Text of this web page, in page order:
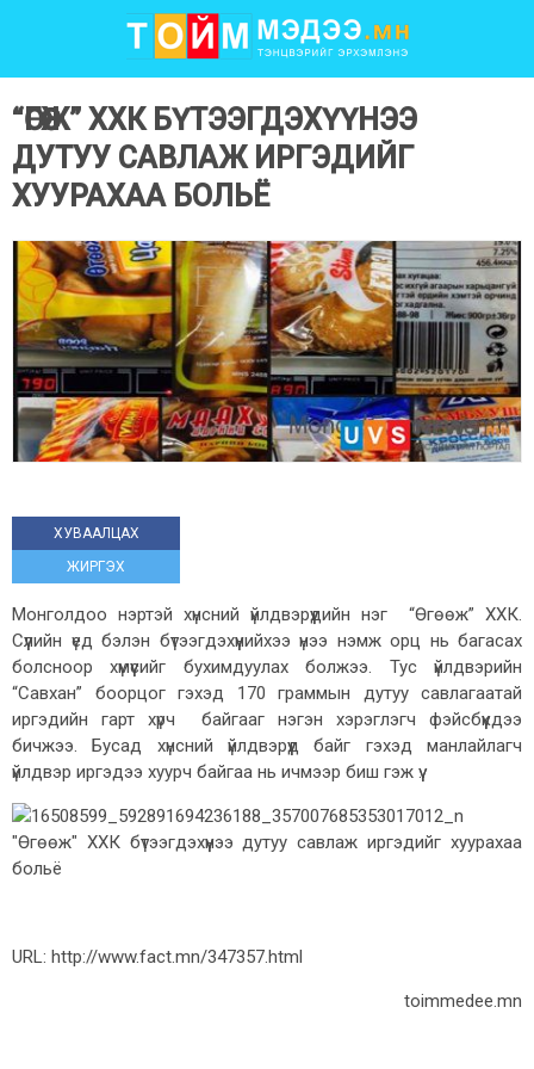
“ӨГӨӨЖ” ХХК БҮТЭЭГДЭХҮҮНЭЭ
ДУТУУ САВЛАЖ ИРГЭДИЙГ
ХУУРАХАА БОЛЬЁ
ХУВААЛЦАХ
ЖИРГЭХ
Монголдоо нэртэй хүнсний үйлдвэрүүдийн нэг “Өгөөж” ХХК.
Сүүлийн үед бэлэн бүтээгдэхүүнийхээ үнээ нэмж орц нь багасах
болсноор хүмүүсийг бухимдуулах болжээ. Тус үйлдвэрийн
“Савхан” боорцог гэхэд 170 граммын дутуу савлагаатай
иргэдийн гарт хүрч байгааг нэгэн хэрэглэгч фэйсбүүкдээ
бичжээ. Бусад хүнсний үйлдвэрүүд байг гэхэд манлайлагч
үйлдвэр иргэдээ хуурч байгаа нь ичмээр биш гэж үү.
URL: http://www.fact.mn/347357.html
toimmedee.mn